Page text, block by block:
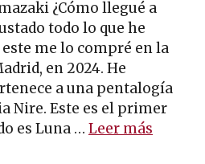
¿Cómo llegué a
todo lo que he
me lo compré en la
en 2024. He
a una pentalogía
Nire. Este es el primer
es Luna … Leer más